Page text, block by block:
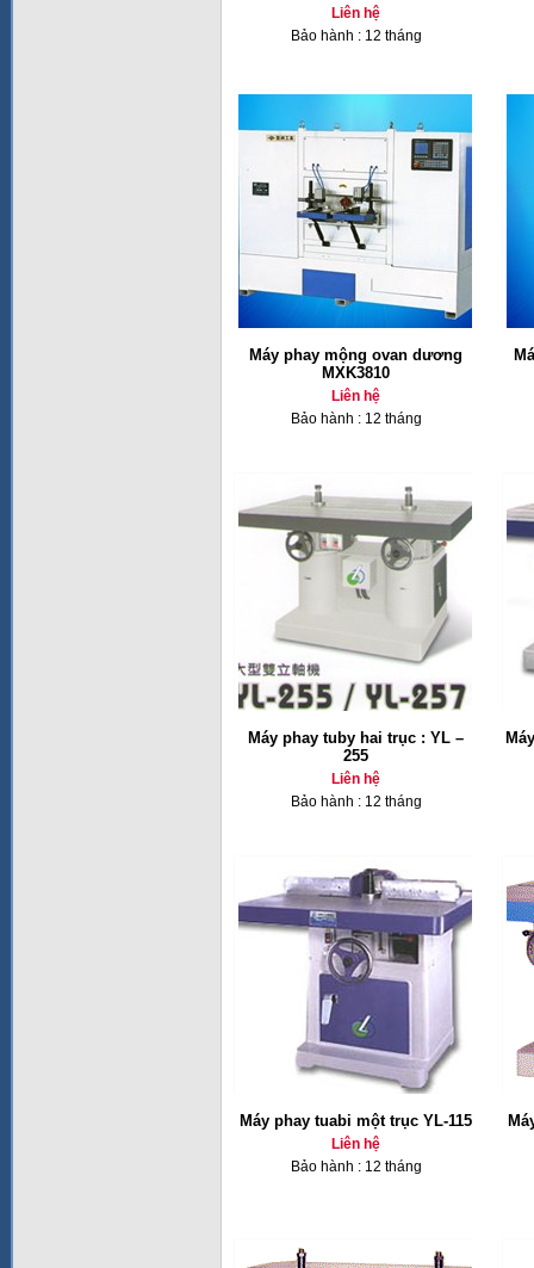
Liên hệ
Bảo hành : 12 tháng
Máy phay mộng ovan dương
MXK3810
Liên hệ
Bảo hành : 12 tháng
Máy phay tuby hai trục : YL –
255
Liên hệ
Bảo hành : 12 tháng
Máy phay tuabi một trục YL-115
Liên hệ
Bảo hành : 12 tháng